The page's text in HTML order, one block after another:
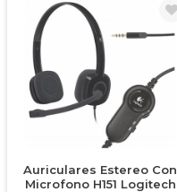
Auriculares Estereo Con
Microfono H151 Logitech